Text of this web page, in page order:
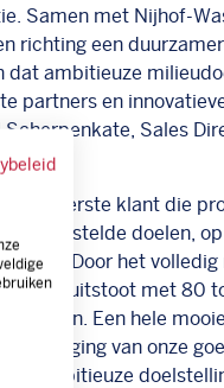
Samen met Nijhof-
richting een
dat ambitieuze
partners en
Scherpenkate, Sales
is de eerste klant die
ons gestelde doelen,
. Door het
CO2 uitstoot met 80
. Een hele
bevestiging van onze
ambitieuze